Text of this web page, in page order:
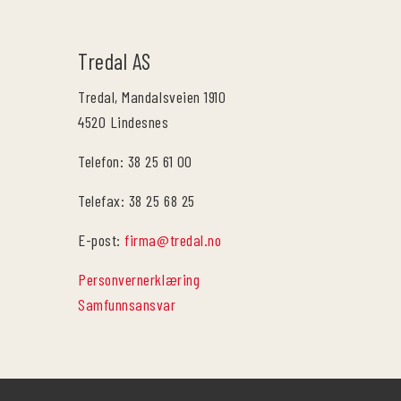
Tredal AS
Tredal, Mandalsveien 1910
4520 Lindesnes
Telefon: 38 25 61 00
Telefax: 38 25 68 25
E-post:firma@tredal.no
Personvernerklæring
Samfunnsansvar